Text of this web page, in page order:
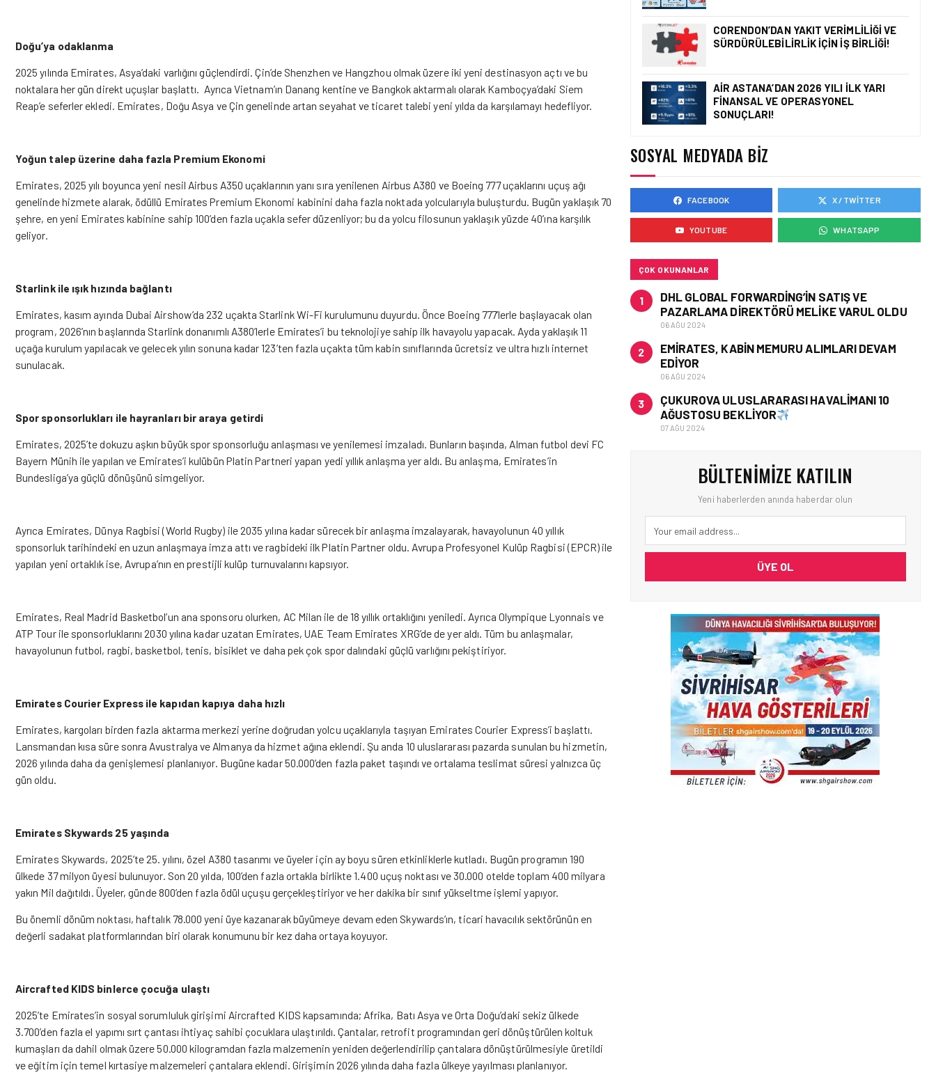
Doğu’ya odaklanma
2025 yılında Emirates, Asya’daki varlığını güçlendirdi. Çin’de Shenzhen ve Hangzhou olmak üzere iki yeni destinasyon açtı ve bu
noktalara her gün direkt uçuşlar başlattı. Ayrıca Vietnam’ın Danang kentine ve Bangkok aktarmalı olarak Kamboçya’daki Siem
Reap’e seferler ekledi. Emirates, Doğu Asya ve Çin genelinde artan seyahat ve ticaret talebi yeni yılda da karşılamayı hedefliyor.
Yoğun talep üzerine daha fazla Premium Ekonomi
Emirates, 2025 yılı boyunca yeni nesil Airbus A350 uçaklarının yanı sıra yenilenen Airbus A380 ve Boeing 777 uçaklarını uçuş ağı
genelinde hizmete alarak, ödüllü Emirates Premium Ekonomi kabinini daha fazla noktada yolcularıyla buluşturdu. Bugün yaklaşık 70
şehre, en yeni Emirates kabinine sahip 100’den fazla uçakla sefer düzenliyor; bu da yolcu filosunun yaklaşık yüzde 40’ına karşılık
geliyor.
Starlink ile ışık hızında bağlantı
Emirates, kasım ayında Dubai Airshow’da 232 uçakta Starlink Wi-Fi kurulumunu duyurdu. Önce Boeing 777’lerle başlayacak olan
program, 2026’nın başlarında Starlink donanımlı A380’lerle Emirates’i bu teknolojiye sahip ilk havayolu yapacak. Ayda yaklaşık 11
uçağa kurulum yapılacak ve gelecek yılın sonuna kadar 123’ten fazla uçakta tüm kabin sınıflarında ücretsiz ve ultra hızlı internet
sunulacak.
Spor sponsorlukları ile hayranları bir araya getirdi
Emirates, 2025’te dokuzu aşkın büyük spor sponsorluğu anlaşması ve yenilemesi imzaladı. Bunların başında, Alman futbol devi FC
Bayern Münih ile yapılan ve Emirates’i kulübün Platin Partneri yapan yedi yıllık anlaşma yer aldı. Bu anlaşma, Emirates’in
Bundesliga’ya güçlü dönüşünü simgeliyor.
Ayrıca Emirates, Dünya Ragbisi (World Rugby) ile 2035 yılına kadar sürecek bir anlaşma imzalayarak, havayolunun 40 yıllık
sponsorluk tarihindeki en uzun anlaşmaya imza attı ve ragbideki ilk Platin Partner oldu. Avrupa Profesyonel Kulüp Ragbisi (EPCR) ile
yapılan yeni ortaklık ise, Avrupa’nın en prestijli kulüp turnuvalarını kapsıyor.
Emirates, Real Madrid Basketbol’un ana sponsoru olurken, AC Milan ile de 18 yıllık ortaklığını yeniledi. Ayrıca Olympique Lyonnais ve
ATP Tour ile sponsorluklarını 2030 yılına kadar uzatan Emirates, UAE Team Emirates XRG’de de yer aldı. Tüm bu anlaşmalar,
havayolunun futbol, ragbi, basketbol, tenis, bisiklet ve daha pek çok spor dalındaki güçlü varlığını pekiştiriyor.
Emirates Courier Express ile kapıdan kapıya daha hızlı
Emirates, kargoları birden fazla aktarma merkezi yerine doğrudan yolcu uçaklarıyla taşıyan Emirates Courier Express’i başlattı.
Lansmandan kısa süre sonra Avustralya ve Almanya da hizmet ağına eklendi. Şu anda 10 uluslararası pazarda sunulan bu hizmetin,
2026 yılında daha da genişlemesi planlanıyor. Bugüne kadar 50.000’den fazla paket taşındı ve ortalama teslimat süresi yalnızca üç
gün oldu.
Emirates Skywards 25 yaşında
Emirates Skywards, 2025’te 25. yılını, özel A380 tasarımı ve üyeler için ay boyu süren etkinliklerle kutladı. Bugün programın 190
ülkede 37 milyon üyesi bulunuyor. Son 20 yılda, 100’den fazla ortakla birlikte 1.400 uçuş noktası ve 30.000 otelde toplam 400 milyara
yakın Mil dağıtıldı. Üyeler, günde 800’den fazla ödül uçuşu gerçekleştiriyor ve her dakika bir sınıf yükseltme işlemi yapıyor.
Bu önemli dönüm noktası, haftalık 78.000 yeni üye kazanarak büyümeye devam eden Skywards’ın, ticari havacılık sektörünün en
değerli sadakat platformlarından biri olarak konumunu bir kez daha ortaya koyuyor.
Aircrafted KIDS binlerce çocuğa ulaştı
2025’te Emirates’in sosyal sorumluluk girişimi Aircrafted KIDS kapsamında; Afrika, Batı Asya ve Orta Doğu’daki sekiz ülkede
3.700’den fazla el yapımı sırt çantası ihtiyaç sahibi çocuklara ulaştırıldı. Çantalar, retrofit programından geri dönüştürülen koltuk
kumaşları da dahil olmak üzere 50.000 kilogramdan fazla malzemenin yeniden değerlendirilip çantalara dönüştürülmesiyle üretildi
ve eğitim için temel kırtasiye malzemeleri çantalara eklendi. Girişimin 2026 yılında daha fazla ülkeye yayılması planlanıyor.
SÜRDÜRÜLEBILIRLIK IÇIN
İŞ BIRLIĞI!
HAVAYOLU • 05 AĞU 2026
AIR ASTANA’DAN 2026
SONUÇLARI!
HAVAYOLU • 05 AĞU 2026
AJET’IN SABIHA
GÖKÇEN’DEKI PAZAR PAYI
ARTIŞI FINANSAL
CORENDON’DAN YAKIT VERIMLILIĞI VE
SÜRDÜRÜLEBILIRLIK IÇIN İŞ BIRLIĞI!
AIR ASTANA’DAN 2026 YILI İLK YARI
FINANSAL VE OPERASYONEL
SONUÇLARI!
SOSYAL MEDYADA BIZ
FACEBOOK X / TWITTER
YOUTUBE WHATSAPP
ÇOK OKUNANLAR
1
DHL GLOBAL FORWARDING’IN SATIŞ VE
PAZARLAMA DIREKTÖRÜ MELIKE VARUL OLDU
06 AĞU 2024
2
EMIRATES, KABIN MEMURU ALIMLARI DEVAM
EDIYOR
06 AĞU 2024
3
ÇUKUROVA ULUSLARARASI HAVALIMANI 10
AĞUSTOSU BEKLIYOR
07 AĞU 2024
BÜLTENIMIZE KATILIN
Yeni haberlerden anında haberdar olun
ÜYE OL